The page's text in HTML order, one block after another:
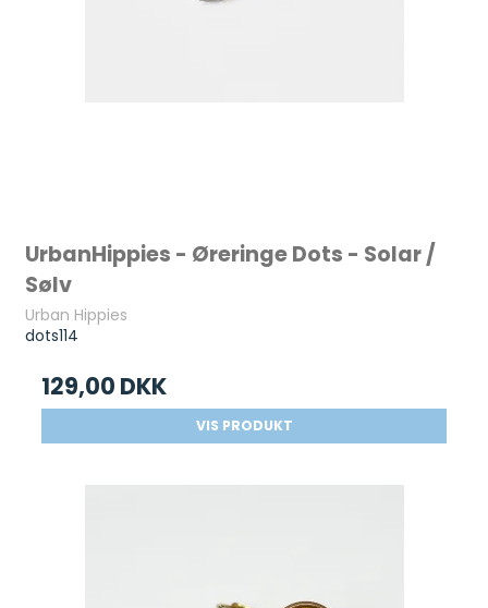
UrbanHippies - Øreringe Dots - Solar /
Sølv
Urban Hippies
dots114
129,00 DKK
VIS PRODUKT